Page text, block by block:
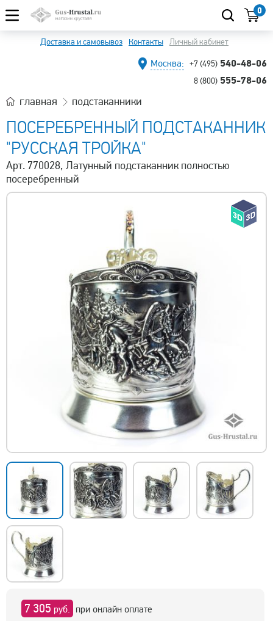
0
Доставка и самовывоз Контакты Личный кабинет
Москва: +7 (495) 540-48-06
8 (800) 555-78-06
главная подстаканники
ПОСЕРЕБРЕННЫЙ ПОДСТАКАННИК
"РУССКАЯ ТРОЙКА"
Арт. 770028, ​Латунный подстаканник полностью
посеребренный
7 305 руб. при онлайн оплате